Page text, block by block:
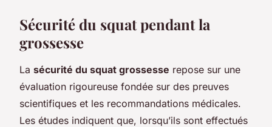
Sécurité du squat pendant la
grossesse
La sécurité du squat grossesse repose sur une
évaluation rigoureuse fondée sur des preuves
scientifiques et les recommandations médicales.
Les études indiquent que, lorsqu’ils sont effectués